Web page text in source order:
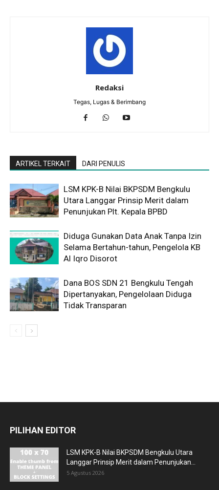
Redaksi
Tegas, Lugas & Berimbang
ARTIKEL TERKAIT DARI PENULIS
LSM KPK-B Nilai BKPSDM Bengkulu
Utara Langgar Prinsip Merit dalam
Penunjukan Plt. Kepala BPBD
Diduga Gunakan Data Anak Tanpa Izin
Selama Bertahun-tahun, Pengelola KB
Al Iqro Disorot
Dana BOS SDN 21 Bengkulu Tengah
Dipertanyakan, Pengelolaan Diduga
Tidak Transparan
PILIHAN EDITOR
LSM KPK-B Nilai BKPSDM Bengkulu Utara
Langgar Prinsip Merit dalam Penunjukan...
5 Agustus 2026